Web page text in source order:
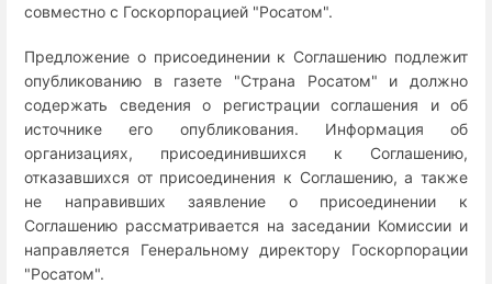
совместно с Госкорпорацией "Росатом".
Предложение о присоединении к Соглашению подлежит
опубликованию в газете "Страна Росатом" и должно
содержать сведения о регистрации соглашения и об
источнике его опубликования. Информация об
организациях, присоединившихся к Соглашению,
отказавшихся от присоединения к Соглашению, а также
не направивших заявление о присоединении к
Соглашению рассматривается на заседании Комиссии и
направляется Генеральному директору Госкорпорации
"Росатом".